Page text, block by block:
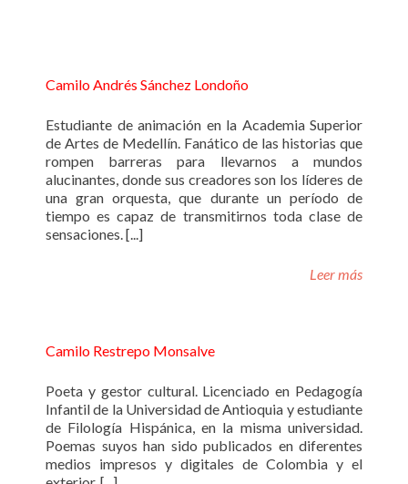
Camilo Andrés Sánchez Londoño
Estudiante de animación en la Academia Superior
de Artes de Medellín. Fanático de las historias que
rompen barreras para llevarnos a mundos
alucinantes, donde sus creadores son los líderes de
una gran orquesta, que durante un período de
tiempo es capaz de transmitirnos toda clase de
sensaciones. [...]
Leer más
Camilo Restrepo Monsalve
Poeta y gestor cultural. Licenciado en Pedagogía
Infantil de la Universidad de Antioquia y estudiante
de Filología Hispánica, en la misma universidad.
Poemas suyos han sido publicados en diferentes
medios impresos y digitales de Colombia y el